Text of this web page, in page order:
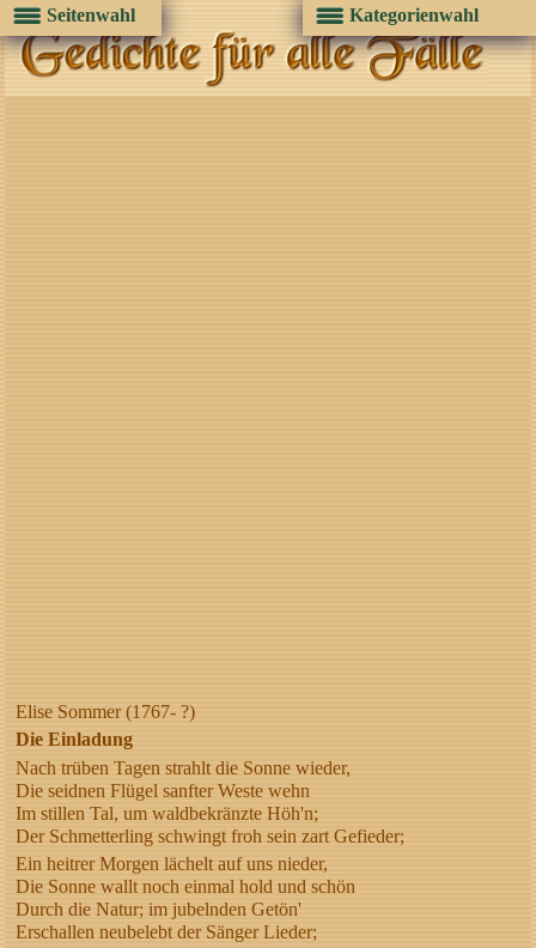
Elise Sommer (1767- ?)
Die Einladung
Nach trüben Tagen strahlt die Sonne wieder,
Die seidnen Flügel sanfter Weste wehn
Im stillen Tal, um waldbekränzte Höh'n;
Der Schmetterling schwingt froh sein zart Gefieder;
Ein heitrer Morgen lächelt auf uns nieder,
Die Sonne wallt noch einmal hold und schön
Durch die Natur; im jubelnden Getön'
Erschallen neubelebt der Sänger Lieder;
Seitenwahl Kategorienwahl